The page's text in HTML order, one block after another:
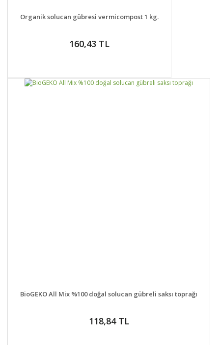
DETAYLAR
Organik solucan gübresi vermicompost 1 kg.
160,43 TL
DETAYLAR
BioGEKO All Mix %100 doğal solucan gübreli saksı toprağı
118,84 TL